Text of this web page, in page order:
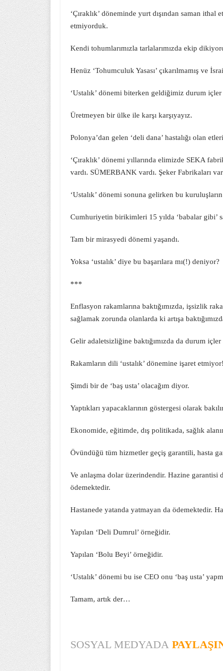
‘Çıraklık’ döneminde yurt dışından saman
etmiyorduk.
Kendi tohumlarımızla tarlalarımızda ekip
Henüz ‘Tohumculuk Yasası’ çıkarılmamış ve
‘Ustalık’ dönemi biterken geldiğimiz durum içler
Üretmeyen bir ülke ile karşı karşıyayız.
Polonya’dan gelen ‘deli dana’ hastalığı olan
‘Çıraklık’ dönemi yıllarında elimizde SEKA
vardı. SÜMERBANK vardı. Şeker Fabrikaları
‘Ustalık’ dönemi sonuna gelirken bu
Cumhuriyetin birikimleri 15 yılda ‘babalar gibi’
Tam bir mirasyedi dönemi yaşandı.
Yoksa ‘ustalık’ diye bu başarılara mı(!) deniyor?
***
Enflasyon rakamlarına baktığımızda, işsizlik
sağlamak zorunda olanlarda ki artışa
Gelir adaletsizliğine baktığımızda da durum içler
Rakamların dili ‘ustalık’ dönemine işaret etmiyor!
Şimdi bir de ‘baş usta’ olacağım diyor.
Yaptıkları yapacaklarının göstergesi olarak
Ekonomide, eğitimde, dış politikada, sağlık
Övündüğü tüm hizmetler geçiş garantili, hasta
Ve anlaşma dolar üzerindendir. Hazine garantisi
ödemektedir.
Hastanede yatanda yatmayan da ödemektedir.
Yapılan ‘Deli Dumrul’ örneğidir.
Yapılan ‘Bolu Beyi’ örneğidir.
‘Ustalık’ dönemi bu ise CEO onu ‘baş usta’
Tamam, artık der…
SOSYAL MEDYADA